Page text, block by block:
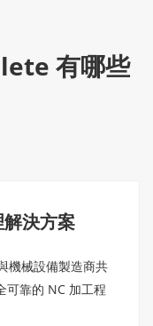
有哪些
決方案
機械設備製造商共
可靠的 NC 加工程